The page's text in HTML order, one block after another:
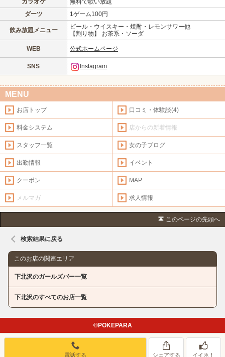
カラオケ
無料で歌い放題
ダーツ
1ゲーム100円
飲み放題メニュー
ビール・ウイスキー・焼酎・レモンサワー他
【割り物】 お茶系・ソーダ
WEB 公式ホームページ
SNS Instagram
MENU
お店トップ 口コミ・体験談(4)
料金システム 店からの新着情報
スタッフ一覧 女の子ブログ
出勤情報 イベント
クーポン MAP
メルマガ 求人情報
このページの先頭へ
検索結果に戻る
このお店の関連エリア
下北沢のガールズバー一覧
下北沢のすべてのお店一覧
©POKEPARA
電話する シェアする イイネ！